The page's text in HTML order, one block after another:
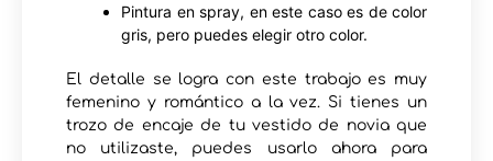
Pintura en spray, en este caso es de color
gris, pero puedes elegir otro color.
El detalle se logra con este trabajo es muy
femenino y romántico a la vez. Si tienes un
trozo de encaje de tu vestido de novia que
no utilizaste, puedes usarlo ahora para